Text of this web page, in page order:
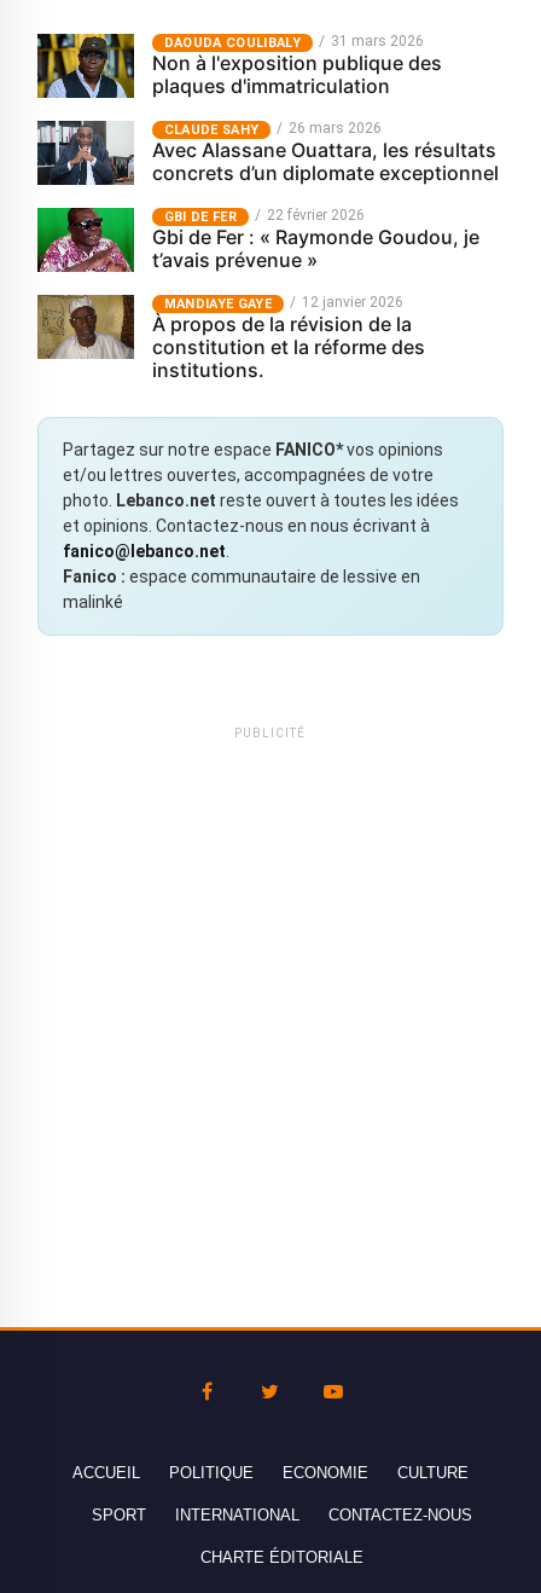
‎DAOUDA COULIBALY 31 mars 2026
Non à l'exposition publique des
plaques d'immatriculation
CLAUDE SAHY 26 mars 2026
Avec Alassane Ouattara, les résultats
concrets d’un diplomate exceptionnel
GBI DE FER 22 février 2026
Gbi de Fer : « Raymonde Goudou, je
t’avais prévenue »
MANDIAYE GAYE 12 janvier 2026
À propos de la révision de la
constitution et la réforme des
institutions.
Partagez sur notre espace FANICO*vos opinions
et/ou lettres ouvertes, accompagnées de votre
photo.
Lebanco.net reste ouvert à toutes les idées
et opinions. Contactez-nous en nous écrivant à
fanico@lebanco.net
Fanico : espace communautaire de lessive en
malinké
PUBLICITÉ
ACCUEIL POLITIQUE ECONOMIE CULTURE
SPORT INTERNATIONAL CONTACTEZ-NOUS
CHARTE ÉDITORIALE